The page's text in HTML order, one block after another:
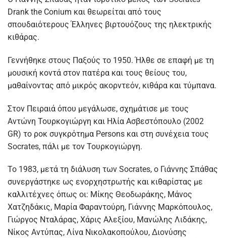
Drank the Conium και θεωρείται από τους
σπουδαιότερους Έλληνες βιρτουόζους της ηλεκτρικής
κιθάρας.
Γεννήθηκε στους Παξούς το 1950. Ήλθε σε επαφή με τη
μουσική κοντά στον πατέρα και τους θείους του,
μαθαίνοντας από μικρός ακορντεόν, κιθάρα και τύμπανα.
Στον Πειραιά όπου μεγάλωσε, σχημάτισε με τους
Αντώνη Τουρκογιώργη και Ηλία Ασβεστόπουλο (2002
GR) το ροκ συγκρότημα Persons και στη συνέχεια τους
Socrates, πάλι με τον Τουρκογιώργη.
Το 1983, μετά τη διάλυση των Socrates, ο Γιάννης Σπάθας
συνεργάστηκε ως ενορχηστρωτής και κιθαρίστας με
καλλιτέχνες όπως οι: Μίκης Θεοδωράκης, Μάνος
Χατζηδάκις, Μαρία Φαραντούρη, Γιάννης Μαρκόπουλος,
Γιώργος Νταλάρας, Χάρις Αλεξίου, Μανώλης Λιδάκης,
Νίκος Αντύπας, Λίνα Νικολακοπούλου, Διονύσης